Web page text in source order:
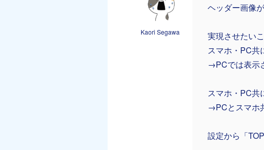
Kaori Segawa
ヘッダー画像
実現させたい
スマホ・PC共
→PCでは表示
スマホ・PC共
→PCとスマホ
設定から「